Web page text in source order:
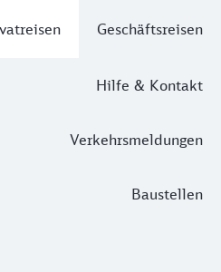
Geschäftsreisen
Hilfe & Kontakt
Verkehrsmeldungen
Baustellen